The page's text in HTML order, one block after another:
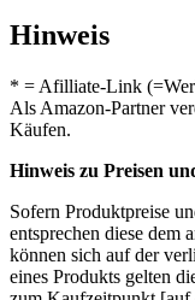
Hinweis
* = Afilliate-Link
Als Amazon-Partner
Käufen.
Hinweis zu Preisen
Sofern Produktpreise
entsprechen diese dem
können sich auf der
eines Produkts gelten